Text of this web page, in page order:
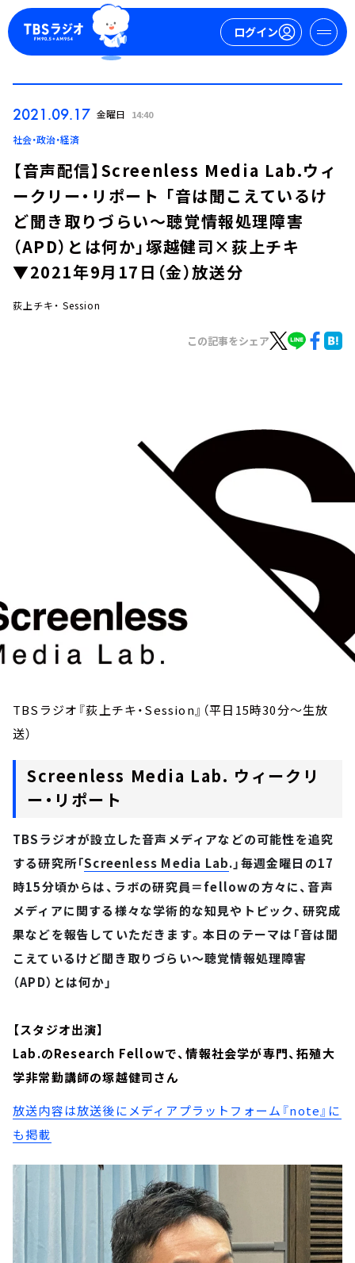
ログイン
週間番組表
2021.09.17 金曜日 14:40
社会・政治・経済
【音声配信】Screenless Media Lab.ウィ
ークリー・リポート 「音は聞こえているけ
ど聞き取りづらい～聴覚情報処理障害
（APD）とは何か」塚越健司×荻上チキ
▼2021年9月17日（金）放送分
荻上チキ・ Session
この記事をシェア
TBSラジオ『荻上チキ・Session』（平日15時30分～生放
送）
Screenless Media Lab. ウィークリ
ー・リポート
TBSラジオが設立した音声メディアなどの可能性を追究
する研究所「Screenless Media Lab.」毎週金曜日の17
時15分頃からは、ラボの研究員＝fellowの方々に、音声
メディアに関する様々な学術的な知見やトピック、研究成
果などを報告していただきます。本日のテーマは「音は聞
こえているけど聞き取りづらい～聴覚情報処理障害
（APD）とは何か」
【スタジオ出演】
Lab.のResearch Fellowで、情報社会学が専門、拓殖大
学非常勤講師の塚越健司さん
放送内容は放送後にメディアプラットフォーム『note』に
も掲載